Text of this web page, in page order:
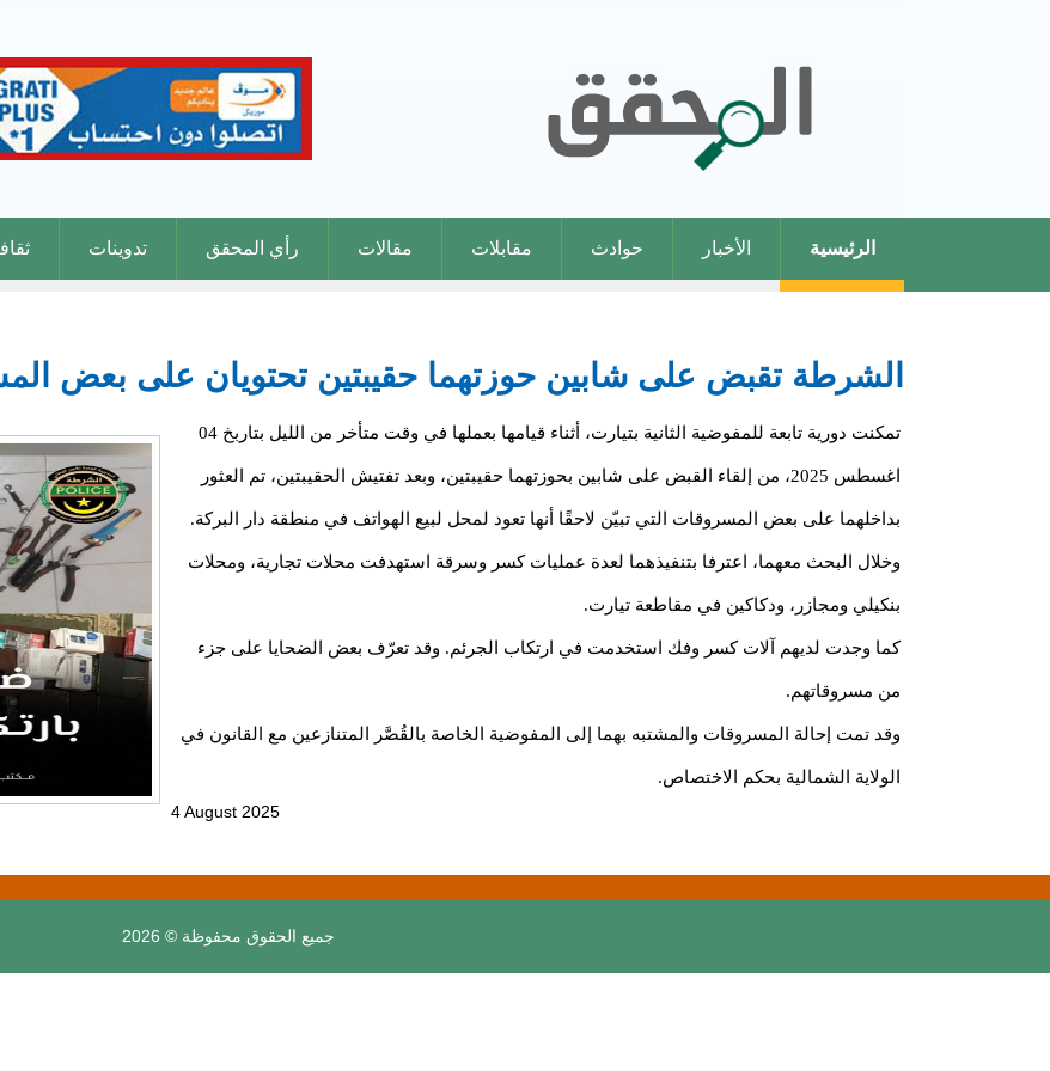
الرئيسية الأخبار حوادث مقابلات مقالات رأي المحقق تدوينات
الشرطة تقبض على شابين حوزتهما حقيبتين تحتويان على بعض
تمكنت دورية تابعة للمفوضية الثانية بتيارت، أثناء قيامها بعملها في وقت متأخر من الليل بتاربخ 04
اغسطس 2025، من إلقاء القبض على شابين بحوزتهما حقيبتين، وبعد تفتيش الحقيبتين، تم العثور
بداخلهما على بعض المسروقات التي تبيّن لاحقًا أنها تعود لمحل لبيع الهواتف في منطقة دار البركة.
وخلال البحث معهما، اعترفا بتنفيذهما لعدة عمليات كسر وسرقة استهدفت محلات تجارية، ومحلات
بنكيلي ومجازر، ودكاكين في مقاطعة تيارت.
كما وجدت لديهم آلات كسر وفك استخدمت في ارتكاب الجرئم. وقد تعرّف بعض الضحايا على جزء
من مسروقاتهم.
وقد تمت إحالة المسروقات والمشتبه بهما إلى المفوضية الخاصة بالقُصَّر المتنازعين مع القانون في
الولاية الشمالية بحكم الاختصاص.
4 August 2025
جميع الحقوق محفوظة © 2026